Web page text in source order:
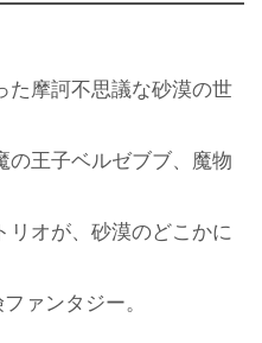
た摩訶不思議な砂漠の世
王子ベルゼブブ、魔物
リオが、砂漠のどこかに
ァンタジー。